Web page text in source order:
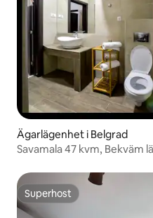
Ägarlägenhet i Belgrad
Savamala 47 kvm, Bekväm
Superhost
Superhost